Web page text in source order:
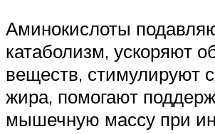
Аминокислоты
катаболизм, ускоряют
веществ, стимулируют
жира, помогают
мышечную массу при